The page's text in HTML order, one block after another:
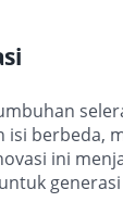
isi berbeda,
ini